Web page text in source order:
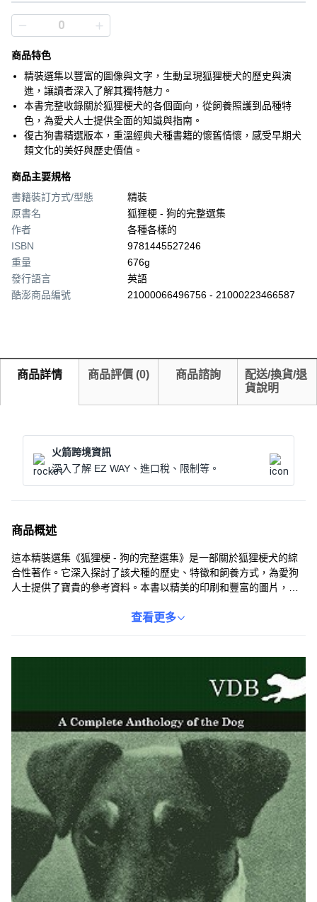
商品特色
精裝選集以豐富的圖像與文字，生動呈現狐狸梗犬的歷史與演
進，讓讀者深入了解其獨特魅力。
本書完整收錄關於狐狸梗犬的各個面向，從飼養照護到品種特
色，為愛犬人士提供全面的知識與指南。
復古狗書精選版本，重溫經典犬種書籍的懷舊情懷，感受早期犬
類文化的美好與歷史價值。
商品主要規格
書籍裝訂方式/型態
精裝
原書名
狐狸梗 - 狗的完整選集
作者
各種各樣的
ISBN
9781445527246
重量
676g
發行語言
英語
酷澎商品編號
21000066496756 - 21000223466587
商品詳情 商品評價 (0) 商品諮詢
配送/換貨/退
貨說明
火箭跨境資訊
深入了解 EZ WAY、進口稅、限制等。
商品概述
這本精裝選集《狐狸梗 - 狗的完整選集》是一部關於狐狸梗犬的綜
合性著作。它深入探討了該犬種的歷史、特徵和飼養方式，為愛狗
人士提供了寶貴的參考資料。本書以精美的印刷和豐富的圖片，展
都能從中獲益匪淺。這本復古狗書不僅是一本知識讀物，更是一件
查看更多